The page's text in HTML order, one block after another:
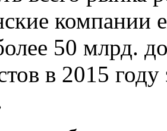
компании
50 млрд.
в 2015